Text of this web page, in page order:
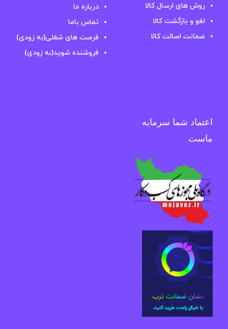
روش های ارسال کالا
لغو و بازگشت کالا
ضمانت اصالت کالا
درباره ما
تماس باما
فرصت های شغلی(به زودی)
فروشنده شوید(به زودی)
اعتماد شما سرمایه
ماست